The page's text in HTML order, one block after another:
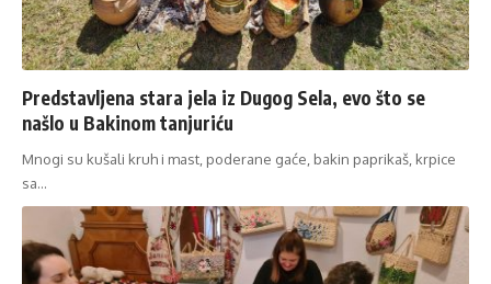
Predstavljena stara jela iz Dugog Sela, evo što se
našlo u Bakinom tanjuriću
Mnogi su kušali kruh i mast, poderane gaće, bakin paprikaš, krpice
sa…